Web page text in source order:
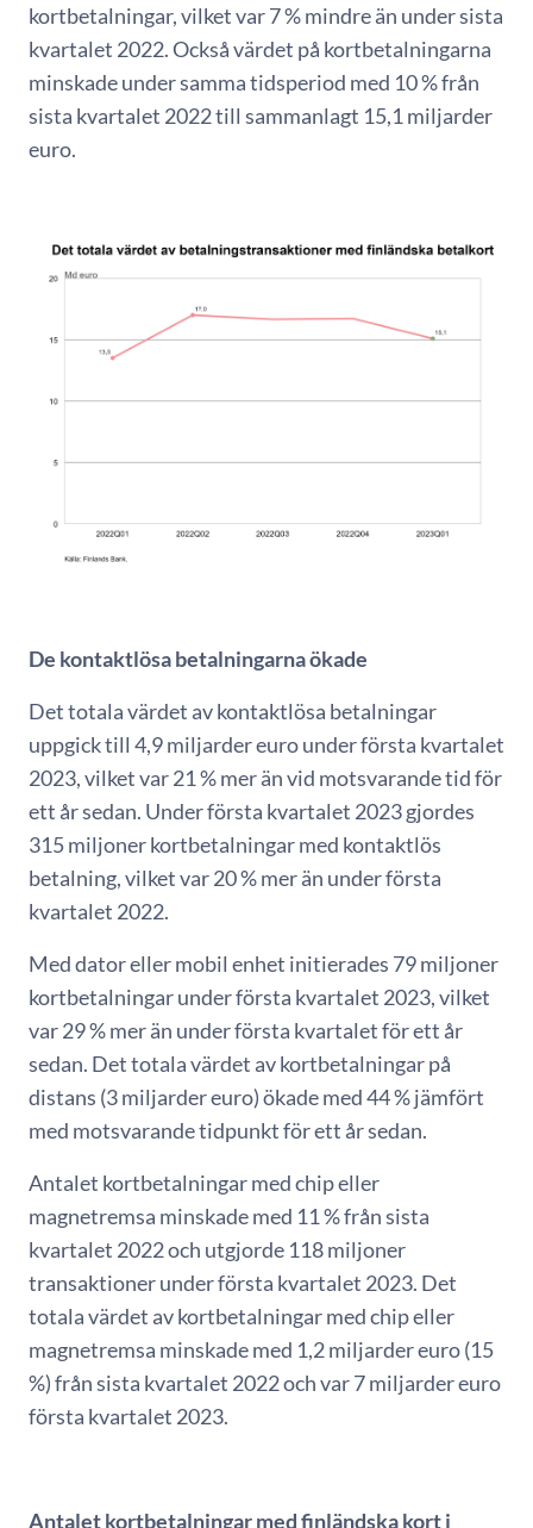
kortbetalningar, vilket var 7 % mindre än under sista
kvartalet 2022. Också värdet på kortbetalningarna
minskade under samma tidsperiod med 10 % från
sista kvartalet 2022 till sammanlagt 15,1 miljarder
euro.
De kontaktlösa betalningarna ökade
Det totala värdet av kontaktlösa betalningar
uppgick till 4,9 miljarder euro under första kvartalet
2023, vilket var 21 % mer än vid motsvarande tid för
ett år sedan. Under första kvartalet 2023 gjordes
315 miljoner kortbetalningar med kontaktlös
betalning, vilket var 20 % mer än under första
kvartalet 2022.
Med dator eller mobil enhet initierades 79 miljoner
kortbetalningar under första kvartalet 2023, vilket
var 29 % mer än under första kvartalet för ett år
sedan. Det totala värdet av kortbetalningar på
distans (3 miljarder euro) ökade med 44 % jämfört
med motsvarande tidpunkt för ett år sedan.
Antalet kortbetalningar med chip eller
magnetremsa minskade med 11 % från sista
kvartalet 2022 och utgjorde 118 miljoner
transaktioner under första kvartalet 2023. Det
totala värdet av kortbetalningar med chip eller
magnetremsa minskade med 1,2 miljarder euro (15
%) från sista kvartalet 2022 och var 7 miljarder euro
första kvartalet 2023.
Antalet kortbetalningar med finländska kort i